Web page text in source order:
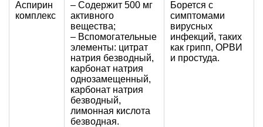
Аспирин
комплекс
– Содержит 500 мг
активного
вещества;
– Вспомогательные
элементы: цитрат
натрия безводный,
карбонат натрия
однозамещенный,
карбонат натрия
безводный,
лимонная кислота
безводная.
Борется с
симптомами
вирусных
инфекций, таких
как грипп, ОРВИ
и простуда.